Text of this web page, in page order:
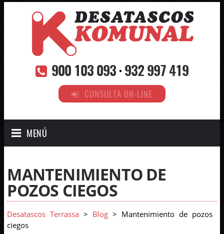
900 103 093·932 997 419
CONSULTA ON-LINE
MENÚ
MANTENIMIENTO DE
POZOS CIEGOS
Desatascos Terrassa > Blog > Mantenimiento de pozos
ciegos